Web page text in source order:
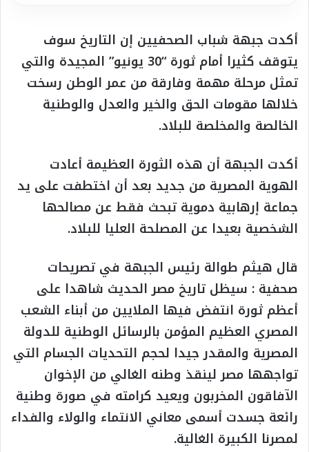
أكدت جبهة شباب الصحفيين إن التاريخ سوف
يتوقف كثيرا أمام ثورة “30 يونيو” المجيدة والتي
تمثل مرحلة مهمة وفارقة من عمر الوطن رسخت
خلالها مقومات الحق والخير والعدل والوطنية
الخالصة والمخلصة للبلاد.
أكدت الجبهة أن هذه الثورة العظيمة أعادت
الهوية المصرية من جديد بعد أن اختطفت على يد
جماعة إرهابية دموية تبحث فقط عن مصالحها
الشخصية بعيدا عن المصلحة العليا للبلاد.
قال هيثم طوالة رئيس الجبهة في تصريحات
صحفية : سيظل تاريخ مصر الحديث شاهدا على
أعظم ثورة انتفض فيها الملايين من أبناء الشعب
المصري العظيم المؤمن بالرسائل الوطنية للدولة
المصرية والمقدر جيدا لحجم التحديات الجسام التي
تواجهها مصر لينقذ وطنه الغالي من الإخوان
الآفاقون المخربون ويعيد كرامته في صورة وطنية
رائعة جسدت أسمى معاني الانتماء والولاء والفداء
لمصرنا الكبيرة الغالية.